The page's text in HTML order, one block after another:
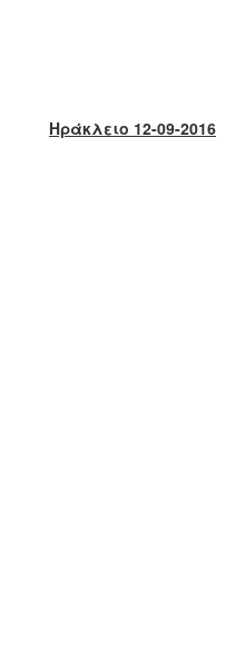
Ηράκλειο 12-09-2016